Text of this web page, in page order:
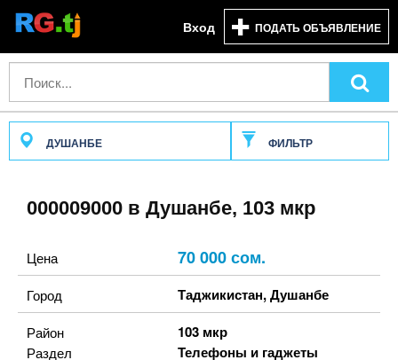
Вход ПОДАТЬ ОБЪЯВЛЕНИЕ
ДУШАНБЕ ФИЛЬТР
000009000 в Душанбе, 103 мкр
Цена 70 000 сом.
Город Таджикистан,Душанбе
Район 103 мкр
Раздел Телефоны и гаджеты